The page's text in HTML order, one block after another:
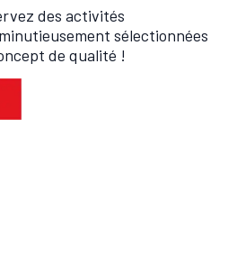
des activités
sélectionnées
de qualité !